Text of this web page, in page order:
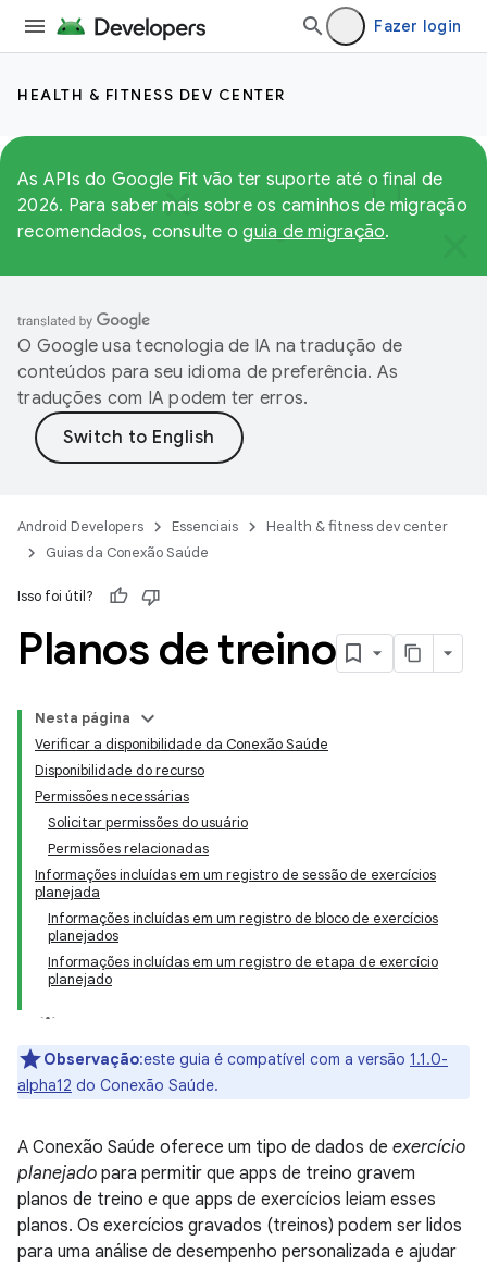
Fazer login
HEALTH & FITNESS DEV CENTER
As APIs do Google Fit vão ter suporte até o final de
2026. Para saber mais sobre os caminhos de migração
recomendados, consulte oguia de migração.
O Google usa tecnologia de IA na tradução de
conteúdos para seu idioma de preferência. As
traduções com IA podem ter erros.
Android Developers Essenciais
Health & fitness dev center
Guias da Conexão Saúde
Isso foi útil?
Planos de treino
Nesta página
Verificar a disponibilidade da Conexão Saúde
Disponibilidade do recurso
Permissões necessárias
Solicitar permissões do usuário
Permissões relacionadas
Informações incluídas em um registro de sessão de exercícios
planejada
Informações incluídas em um registro de bloco de exercícios
planejados
Informações incluídas em um registro de etapa de exercício
planejado
Observação:este guia é compatível com a versão 1.1.0-
alpha12 do Conexão Saúde.
A Conexão Saúde oferece um tipo de dados de exercício
planejado para permitir que apps de treino gravem
planos de treino e que apps de exercícios leiam esses
planos. Os exercícios gravados (treinos) podem ser lidos
para uma análise de desempenho personalizada e ajudar